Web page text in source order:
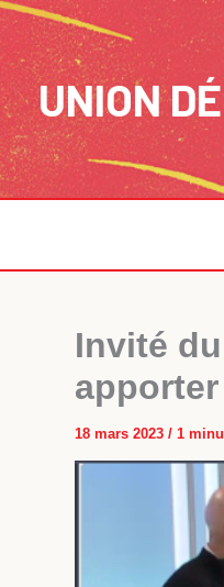
Aller
au
contenu
UNION
Invité
18 mars 2023 / 1